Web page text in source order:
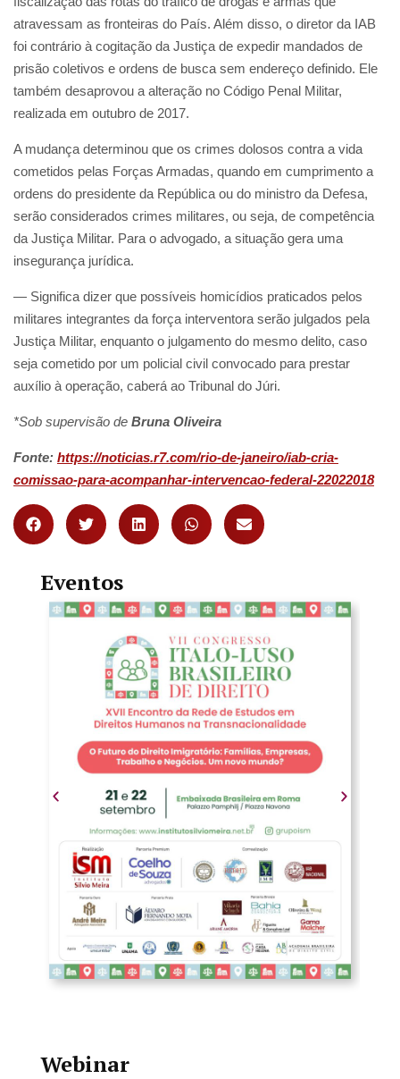
atravessam as fronteiras do País. Além disso, o diretor da IAB
foi contrário à cogitação da Justiça de expedir mandados de
prisão coletivos e ordens de busca sem endereço definido. Ele
também desaprovou a alteração no Código Penal Militar,
realizada em outubro de 2017.
A mudança determinou que os crimes dolosos contra a vida
cometidos pelas Forças Armadas, quando em cumprimento a
ordens do presidente da República ou do ministro da Defesa,
serão considerados crimes militares, ou seja, de competência
da Justiça Militar. Para o advogado, a situação gera uma
insegurança jurídica.
— Significa dizer que possíveis homicídios praticados pelos
militares integrantes da força interventora serão julgados pela
Justiça Militar, enquanto o julgamento do mesmo delito, caso
seja cometido por um policial civil convocado para prestar
auxílio à operação, caberá ao Tribunal do Júri.
*Sob supervisão de Bruna Oliveira
Fonte: https://noticias.r7.com/rio-de-janeiro/iab-cria-
comissao-para-acompanhar-intervencao-federal-22022018
Eventos
Webinar